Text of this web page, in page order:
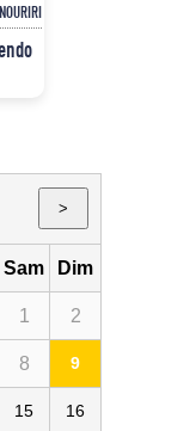
>
Sam Dim
1 2
8 9
15 16